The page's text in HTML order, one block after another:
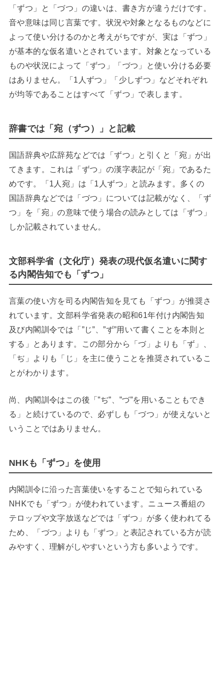
「ずつ」と「づつ」の違いは、書き方が違うだけです。
音や意味は同じ言葉です。状況や対象となるものなどに
よって使い分けるのかと考えがちですが、実は「ずつ」
が基本的な仮名遣いとされています。対象となっている
ものや状況によって「ずつ」「づつ」と使い分ける必要
はありません。「1人ずつ」「少しずつ」などそれぞれ
が均等であることはすべて「ずつ」で表します。
辞書では「宛（ずつ）」と記載
国語辞典や広辞苑などでは「ずつ」と引くと「宛」が出
てきます。これは「ずつ」の漢字表記が「宛」であるた
めです。「1人宛」は「1人ずつ」と読みます。多くの
国語辞典などでは「づつ」については記載がなく、「ず
つ」を「宛」の意味で使う場合の読みとしては「ずつ」
しか記載されていません。
文部科学省（文化庁）発表の現代仮名遣いに関す
る内閣告知でも「ずつ」
言葉の使い方を司る内閣告知を見ても「ずつ」が推奨さ
れています。文部科学省発表の昭和61年付け内閣告知
及び内閣訓令では「”じ”、”ず”用いて書くことを本則と
する」とあります。この部分から「づ」よりも「ず」、
「ぢ」よりも「じ」を主に使うことを推奨されているこ
とがわかります。
尚、内閣訓令はこの後「”ぢ”、”づ”を用いることもでき
る」と続けているので、必ずしも「づつ」が使えないと
いうことではありません。
NHKも「ずつ」を使用
内閣訓令に沿った言葉使いをすることで知られている
NHKでも「ずつ」が使われています。ニュース番組の
テロップや文字放送などでは「ずつ」が多く使われてる
ため、「づつ」よりも「ずつ」と表記されている方が読
みやすく、理解がしやすいという方も多いようです。